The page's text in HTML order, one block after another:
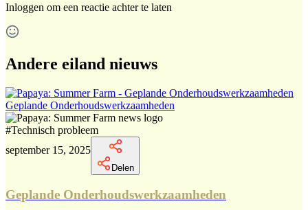
Inloggen om een reactie achter te laten
Andere eiland nieuws
Geplande Onderhoudswerkzaamheden
#Technisch probleem
september 15, 2025
Delen
Geplande Onderhoudswerkzaamheden